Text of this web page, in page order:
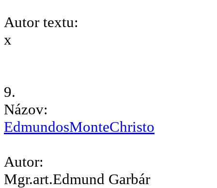
Autor textu:
x
9.
Názov:
EdmundosMonteChristo
Autor:
Mgr.art.Edmund Garbár